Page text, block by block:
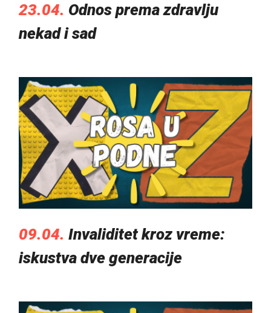
23.04. Odnos prema zdravlju
nekad i sad
09.04. Invaliditet kroz vreme:
iskustva dve generacije